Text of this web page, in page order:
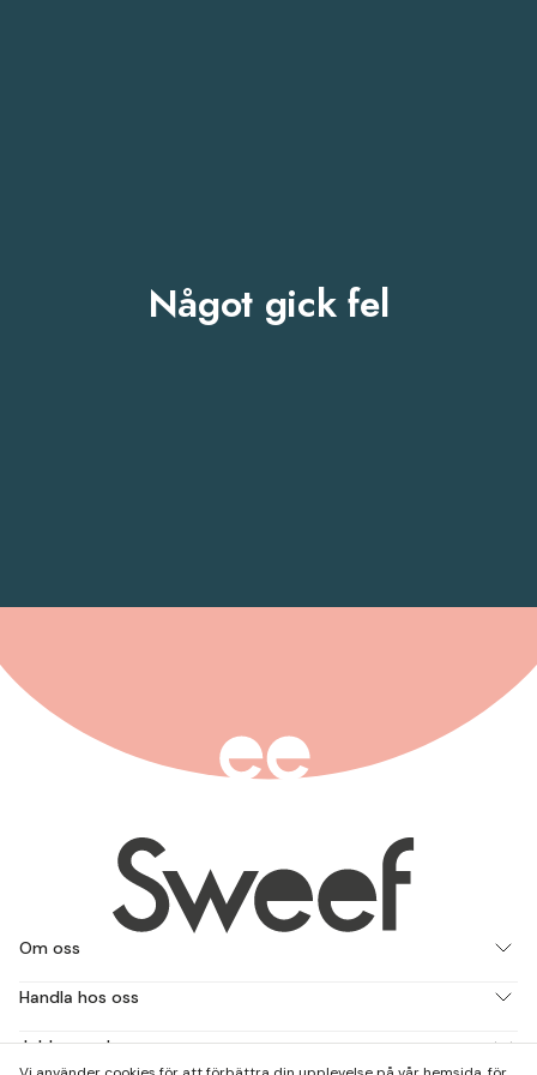
Något gick fel
Om oss
Handla hos oss
Jobba med oss